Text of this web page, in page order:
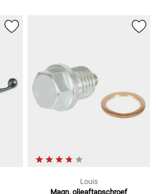
Louis
Magn. olieaftapschroef